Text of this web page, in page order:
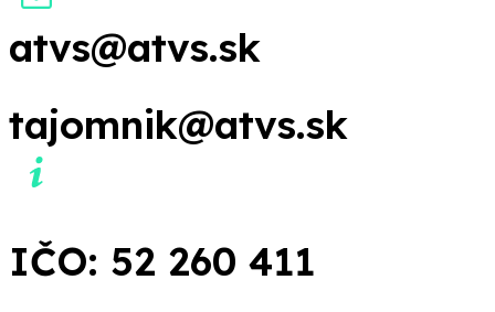
atvs@atvs.sk
tajomnik@atvs.sk
IČO: 52 260 411